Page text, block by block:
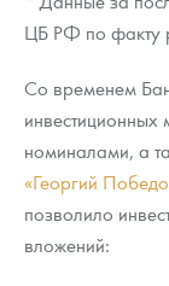
ЦБ РФ по факту
Со временем
инвестиционных
номиналами, а
«Георгий
позволило
вложений: